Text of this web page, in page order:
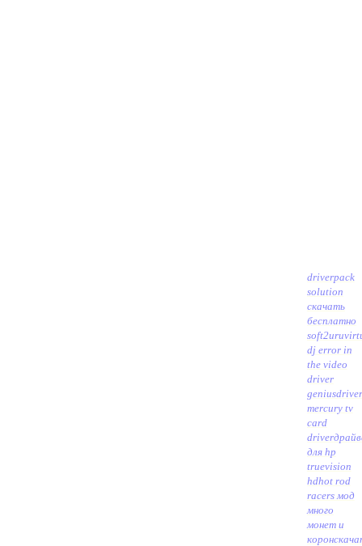
driverpack
solution
скачать
бесплатно
soft2uru
dj error in
the video
driver
mercury tv
card
driver
для hp
truevision
hdhot rod
racers мод
много
монет и
корон